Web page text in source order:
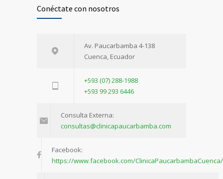
Conéctate con nosotros
Av. Paucarbamba 4-138
Cuenca, Ecuador
+593 (07) 288-1988
+593 99 293 6446
Consulta Externa:
consultas@clinicapaucarbamba.com
Facebook:
https://www.facebook.com/ClinicaPaucarbambaCuenca/